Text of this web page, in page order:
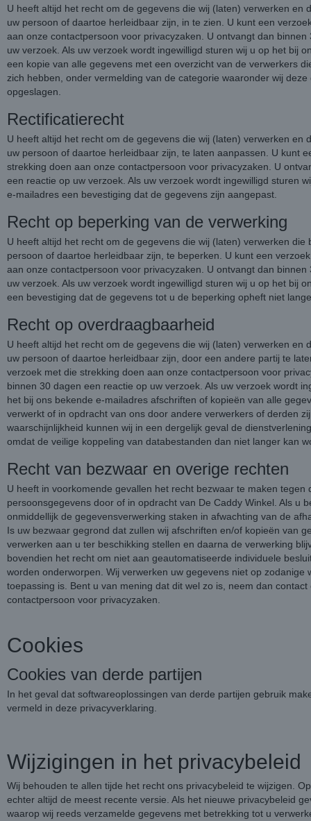
U heeft altijd het recht om de gegevens die wij (laten) verwerken en
uw persoon of daartoe herleidbaar zijn, in te zien. U kunt een
aan onze contactpersoon voor privacyzaken. U ontvangt dan
uw verzoek. Als uw verzoek wordt ingewilligd sturen wij u op het bij
een kopie van alle gegevens met een overzicht van de verwerkers
zich hebben, onder vermelding van de categorie waaronder wij
opgeslagen.
Rectificatierecht
U heeft altijd het recht om de gegevens die wij (laten) verwerken en
uw persoon of daartoe herleidbaar zijn, te laten aanpassen. U kunt
strekking doen aan onze contactpersoon voor privacyzaken. U
een reactie op uw verzoek. Als uw verzoek wordt ingewilligd sturen
e-mailadres een bevestiging dat de gegevens zijn aangepast.
Recht op beperking van de verwerking
U heeft altijd het recht om de gegevens die wij (laten) verwerken die
persoon of daartoe herleidbaar zijn, te beperken. U kunt een
aan onze contactpersoon voor privacyzaken. U ontvangt dan
uw verzoek. Als uw verzoek wordt ingewilligd sturen wij u op het bij
een bevestiging dat de gegevens tot u de beperking opheft niet
Recht op overdraagbaarheid
U heeft altijd het recht om de gegevens die wij (laten) verwerken en
uw persoon of daartoe herleidbaar zijn, door een andere partij te
verzoek met die strekking doen aan onze contactpersoon voor
binnen 30 dagen een reactie op uw verzoek. Als uw verzoek wordt
het bij ons bekende e-mailadres afschriften of kopieën van alle
verwerkt of in opdracht van ons door andere verwerkers of derden
waarschijnlijkheid kunnen wij in een dergelijk geval de
omdat de veilige koppeling van databestanden dan niet langer kan
Recht van bezwaar en overige rechten
U heeft in voorkomende gevallen het recht bezwaar te maken tegen
persoonsgegevens door of in opdracht van De Caddy Winkel. Als u
onmiddellijk de gegevensverwerking staken in afwachting van de
Is uw bezwaar gegrond dat zullen wij afschriften en/of kopieën van
verwerken aan u ter beschikking stellen en daarna de verwerking
bovendien het recht om niet aan geautomatiseerde individuele
worden onderworpen. Wij verwerken uw gegevens niet op zodanige
toepassing is. Bent u van mening dat dit wel zo is, neem dan contact
contactpersoon voor privacyzaken.
Cookies
Cookies van derde partijen
In het geval dat softwareoplossingen van derde partijen gebruik
vermeld in deze privacyverklaring.
Wijzigingen in het privacybeleid
Wij behouden te allen tijde het recht ons privacybeleid te wijzigen.
echter altijd de meest recente versie. Als het nieuwe privacybeleid
waarop wij reeds verzamelde gegevens met betrekking tot u